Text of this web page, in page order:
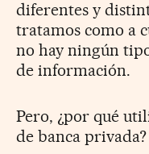
diferentes y
tratamos como a
no hay ningún
de información.
Pero, ¿por qué
de banca privada?